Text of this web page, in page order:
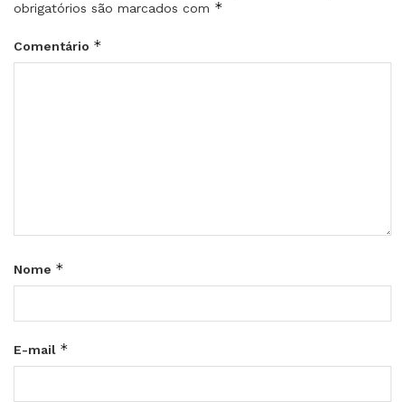
obrigatórios são marcados com *
Comentário *
Nome *
E-mail *